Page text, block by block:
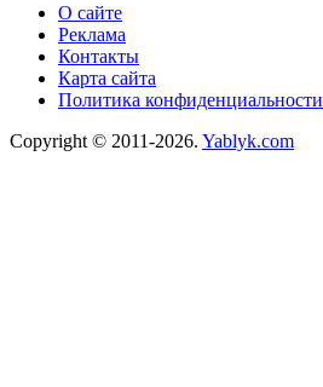
О сайте
Реклама
Контакты
Карта сайта
Политика конфиденциальности
Copyright © 2011-2026. Yablyk.сom